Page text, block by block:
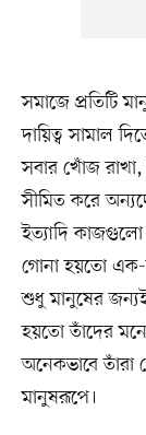
সমাজে প্রতিটি
দায়িত্ব সামাল
সবার খোঁজ রাখা,
সীমিত করে
ইত্যাদি কাজগুলো
গোনা হয়তো এক-
শুধু মানুষের
হয়তো তাঁদের
অনেকভাবে তাঁরা
মানুষরূপে।